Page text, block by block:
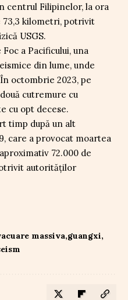
centrul Filipinelor, la ora
73,3 kilometri, potrivit
USGS.
a Pacificului, una
din lume, unde
octombrie 2023, pe
cutremure cu
cu opt decese.
timp după un alt
care a provocat moartea
72.000 de
autorităților
massiva guangxi